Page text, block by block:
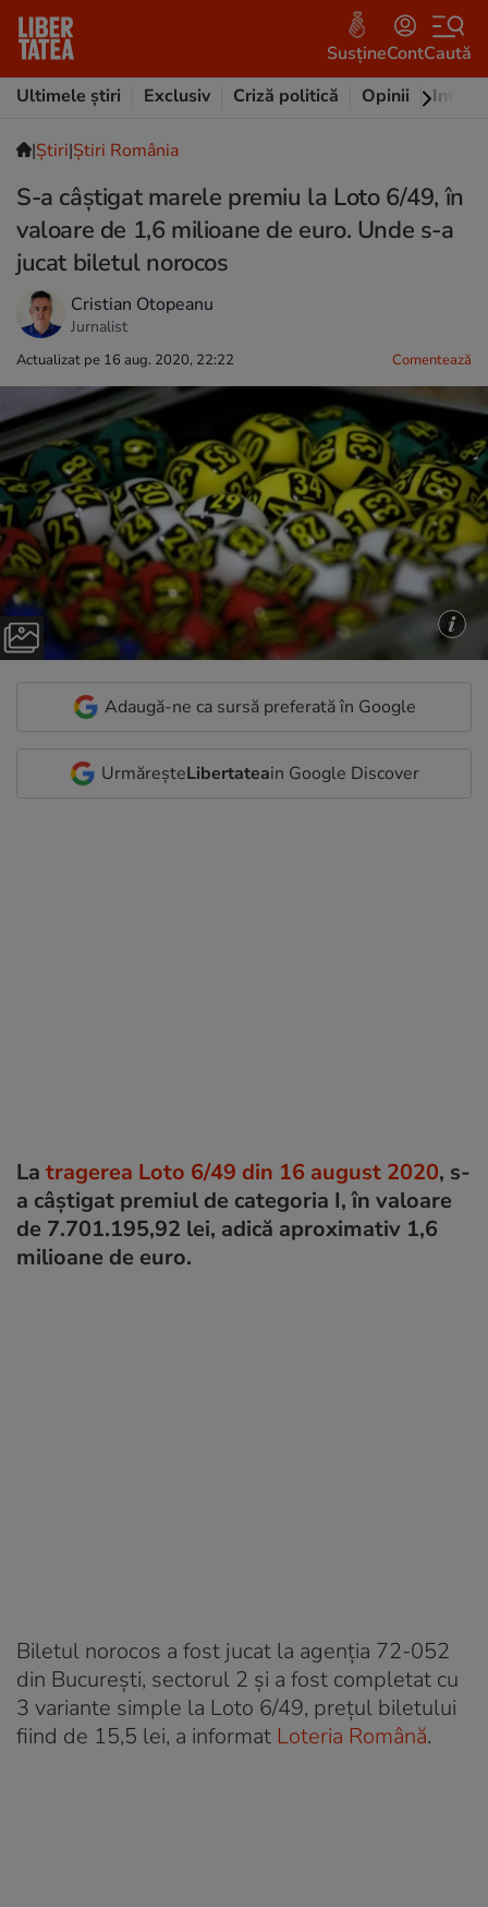
SusțineContCaută
Ultimele știri
Exclusiv Criză politică Opinii
|Ştiri|Știri România
S-a câștigat marele premiu la Loto 6/49, în
valoare de 1,6 milioane de euro. Unde s-a
jucat biletul norocos
Cristian Otopeanu
Jurnalist
Actualizat pe 16 aug. 2020, 22:22 Comentează
Adaugă-ne ca sursă preferată în Google
UrmăreșteLibertateain Google Discover
La tragerea Loto 6/49 din 16 august 2020, s-
a câștigat premiul de categoria I, în valoare
de 7.701.195,92 lei, adică aproximativ 1,6
milioane de euro.
Biletul norocos a fost jucat la agenția 72-052
din București, sectorul 2 și a fost completat cu
3 variante simple la Loto 6/49, prețul biletului
fiind de 15,5 lei, a informat Loteria Română.